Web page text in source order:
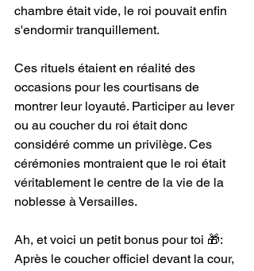
chambre était vide, le roi pouvait enfin
s'endormir tranquillement.
Ces rituels étaient en réalité des
occasions pour les courtisans de
montrer leur loyauté. Participer au lever
ou au coucher du roi était donc
considéré comme un privilège. Ces
cérémonies montraient que le roi était
véritablement le centre de la vie de la
noblesse à Versailles.
Ah, et voici un petit bonus pour toi 🎁:
Après le coucher officiel devant la cour,